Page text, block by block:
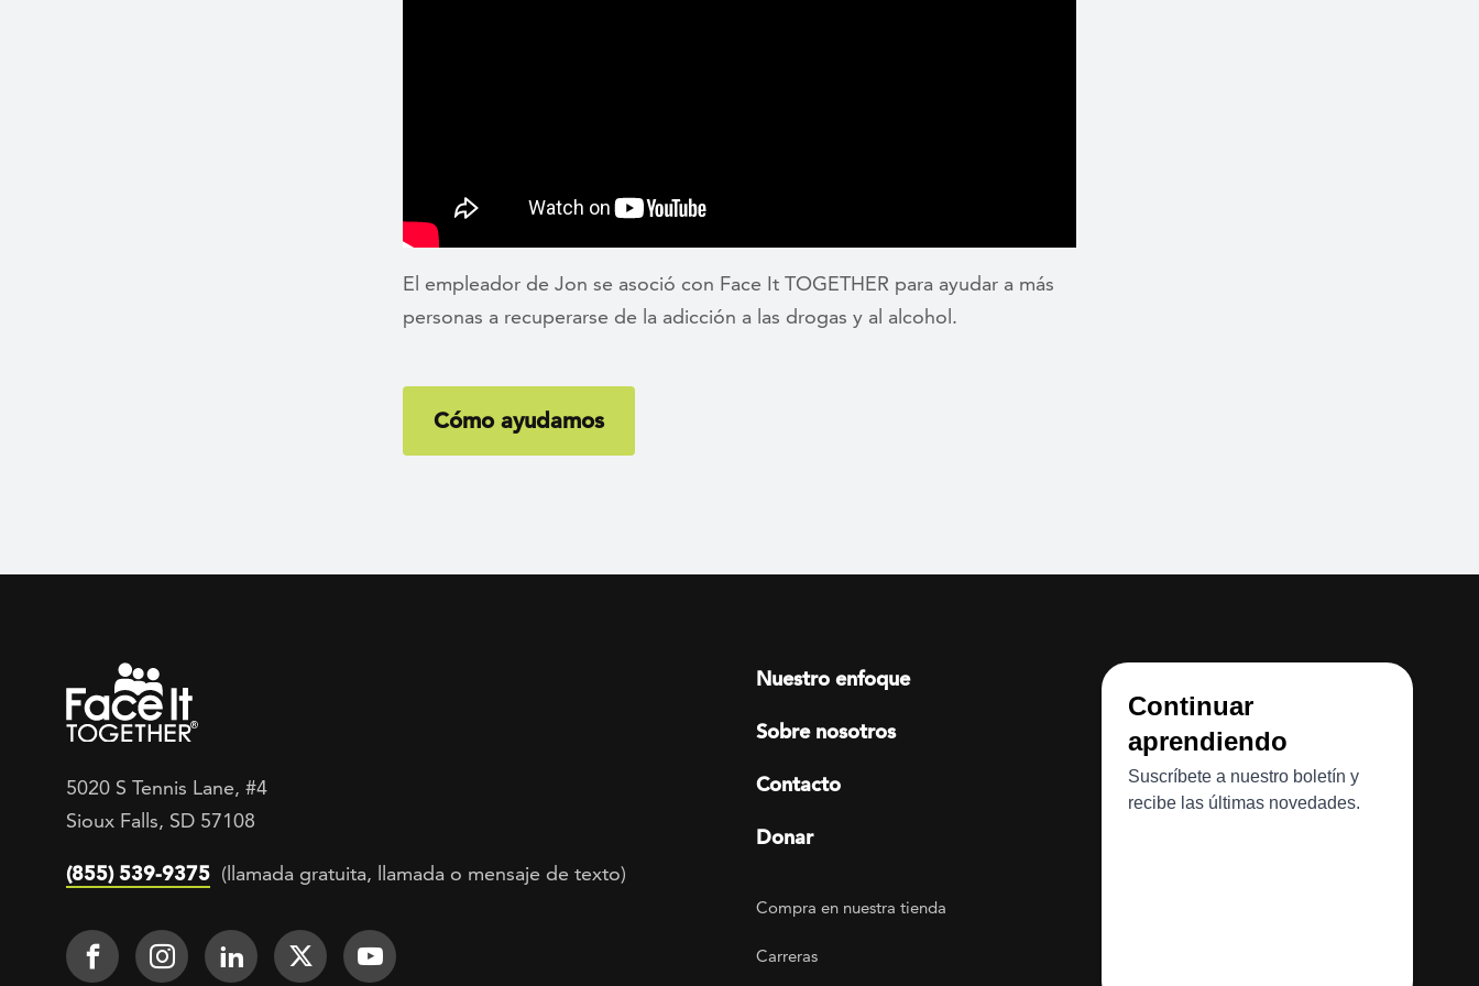
El empleador de Jon se asoció con Face It TOGETHER para ayudar a más
personas a recuperarse de la adicción a las drogas y al alcohol.
Cómo ayudamos
5020 S Tennis Lane, #4
Sioux Falls, SD 57108
(855) 539-9375 (llamada gratuita, llamada o mensaje de texto)
Footer Social
Face It TOGETHER on Facebook
Face It TOGETHER on Instagram
Face It TOGETHER on LinkedIn
Face It TOGETHER on Twitter
Face It TOGETHER on YouTube
Footer menu
Nuestro enfoque
Sobre nosotros
Contacto
Donar
Footer Utility
Compra en nuestra tienda
Carreras